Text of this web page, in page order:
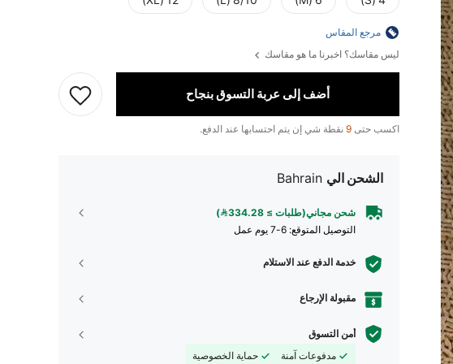
مرجع المقاس
ليس مقاسك؟ اخبرنا ما هو مقاسك
أضف إلى عربة التسوق بنجاح
اكسب حتى 9 نقطة شي إن يتم احتسابها عند الدفع.
الشحن الي Bahrain
شحن مجاني(طلبات ≥ 334.28)
التوصيل المتوقع: 6-7 يوم عمل
خدمة الدفع عند الاستلام
مقبولة الإرجاع
أمن التسوق
مدفوعات آمنة
حماية الخصوصية